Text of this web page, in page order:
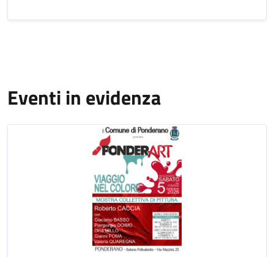
Eventi in evidenza